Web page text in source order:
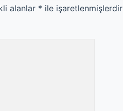
alanlar * ile işaretlenmişlerdir